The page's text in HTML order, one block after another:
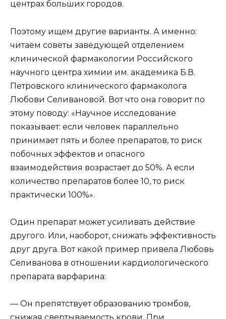
центрах больших городов.
Поэтому ищем другие варианты. А именно:
читаем советы заведующей отделением
клинической фармакологии Российского
научного центра химии им. академика Б.В.
Петровского клинического фармаколога
Любови Селивановой. Вот что она говорит по
этому поводу: «Научное исследование
показывает: если человек параллельно
принимает пять и более препаратов, то риск
побочных эффектов и опасного
взаимодействия возрастает до 50%. А если
количество препаратов более 10, то риск
практически 100%».
Один препарат может усиливать действие
другого. Или, наоборот, снижать эффективность
друг друга. Вот какой пример привела Любовь
Селиванова в отношении кардиологического
препарата варфарина:
— Он препятствует образованию тромбов,